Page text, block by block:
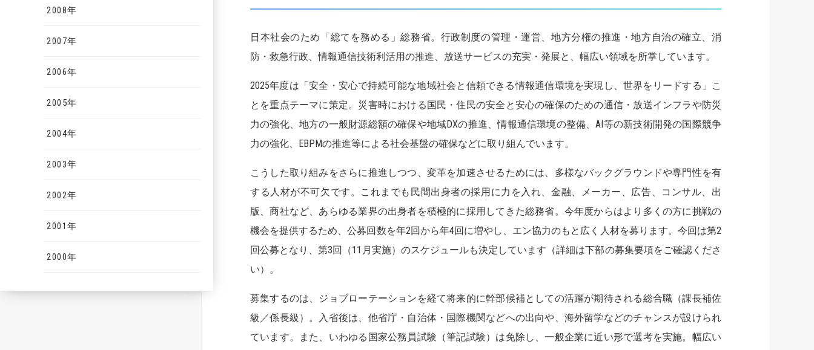
2008年
2007年
2006年
2005年
2004年
2003年
2002年
2001年
2000年
日本社会のため「総てを務める」総務省。行政制度の管理・運営、地方分権の推進・地方自治の確立、消
防・救急行政、情報通信技術利活用の推進、放送サービスの充実・発展と、幅広い領域を所掌しています。
2025年度は「安全・安心で持続可能な地域社会と信頼できる情報通信環境を実現し、世界をリードする」こ
とを重点テーマに策定。災害時における国民・住民の安全と安心の確保のための通信・放送インフラや防災
力の強化、地方の一般財源総額の確保や地域DXの推進、情報通信環境の整備、AI等の新技術開発の国際競争
力の強化、EBPMの推進等による社会基盤の確保などに取り組んでいます。
こうした取り組みをさらに推進しつつ、変革を加速させるためには、多様なバックグラウンドや専門性を有
する人材が不可欠です。これまでも民間出身者の採用に力を入れ、金融、メーカー、広告、コンサル、出
版、商社など、あらゆる業界の出身者を積極的に採用してきた総務省。今年度からはより多くの方に挑戦の
機会を提供するため、公募回数を年2回から年4回に増やし、エン協力のもと広く人材を募ります。今回は第2
回公募となり、第3回（11月実施）のスケジュールも決定しています（詳細は下部の募集要項をご確認くださ
い）。
募集するのは、ジョブローテーションを経て将来的に幹部候補としての活躍が期待される総合職（課長補佐
級／係長級）。入省後は、他省庁・自治体・国際機関などへの出向や、海外留学などのチャンスが設けられ
ています。また、いわゆる国家公務員試験（筆記試験）は免除し、一般企業に近い形で選考を実施。幅広い